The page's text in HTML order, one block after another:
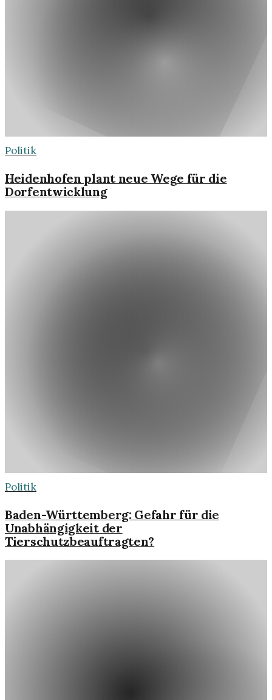
Politik
Heidenhofen plant neue Wege für die
Dorfentwicklung
Politik
Baden-Württemberg: Gefahr für die
Unabhängigkeit der
Tierschutzbeauftragten?